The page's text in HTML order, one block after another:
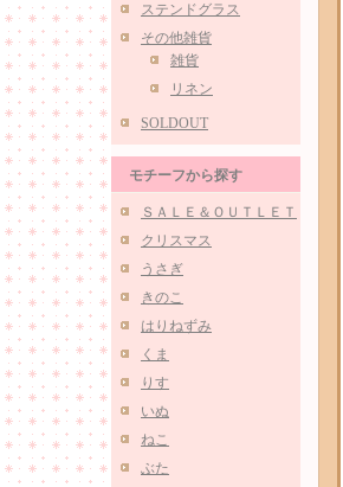
ステンドグラス
その他雑貨
雑貨
リネン
SOLDOUT
モチーフから探す
ＳＡＬＥ＆ＯＵＴＬＥＴ
クリスマス
うさぎ
きのこ
はりねずみ
くま
りす
いぬ
ねこ
ぶた